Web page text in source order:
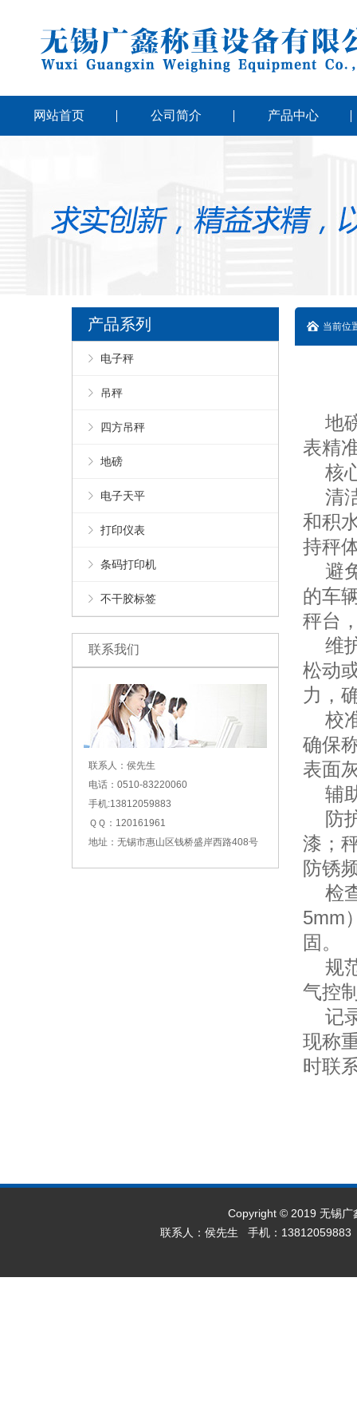
网站首页 公司简介 产品中心
产品系列
电子秤
吊秤
四方吊秤
地磅
电子天平
打印仪表
条码打印机
不干胶标签
联系我们
联系人：侯先生
电话：0510-83220060
手机:13812059883
ＱＱ：120161961
地址：无锡市惠山区钱桥盛岸西路408号
当前位
地
表精
核
清
和积
持秤
避
的车
秤台
维
松动
力，
校
确保
表面
辅
防
漆；
防锈
检
5mm
固。
规
气控
记
现称
时联
Copyright © 2019 无锡
联系人：侯先生 手机：